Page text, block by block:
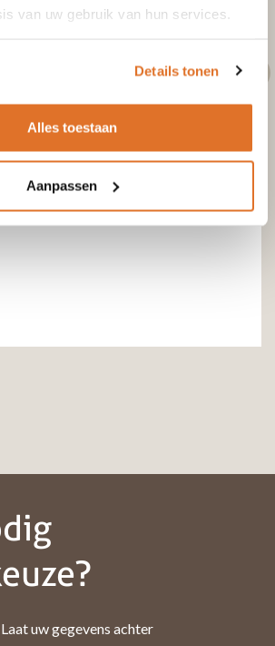
van uw gebruik van hun services.
Details tonen
Alles toestaan
Aanpassen
uw gegevens achter